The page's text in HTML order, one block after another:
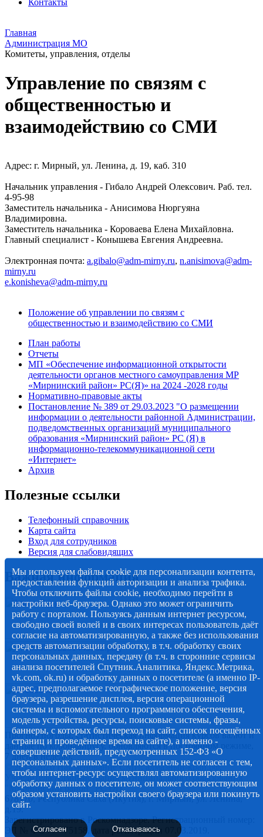
Контакты
Главная
Администрация МО
Комитеты, управления, отделы
Управление по связям с
общественностью и
взаимодействию со СМИ
Адрес: г. Мирный, ул. Ленина, д. 19, каб. 310
Начальник управления - Гибало Андрей Олексович. Раб. тел.
4-95-98
Заместитель начальника - Анисимова Нюргуяна
Владимировна.
Заместитель начальника - Короваева Елена Михайловна.
Главный специалист - Конышева Евгения Андреевна.
Электронная почта: a.gibalo@adm-mirny.ru, n.anisimova@adm-
mirny.ru
e.konisheva@adm-mirny.ru
Положение об управлении по связям с
общественностью и взаимодействию со СМИ
План работы
Отчеты
МП «Обеспечение информационной открытости
деятельности органов местного самоуправления МР
«Мирнинский район» РС(Я)» на 2024 -2028 годы
Нормативно-правовые акты
Постановление № 389 от 29.03.2023 "О размещении
информации о деятельности районной Администрации,
подведомственных организаций муниципального
образования «Мирнинский район» РС (Я) в
информационно-телекоммуникационной сети
«Интернет»
Архив
Полезные ссылки
Телефонный справочник
Карта сайта
Вход для сотрудников
Версия для слабовидящих
Важная информация
Прогноз погоды, статистическая информация курсов валют и
данные по коронавирусу, обновляются в постоянном режиме,
7 дней в неделю.
© 2012-2020 Наименование СМИ: алмазный-край.рф.
Учредитель Администрация муниципального образования
"Мирнинский район" РС (Я)
678170, Республика Саха (Якутия), г. Мирный, ул. Ленина,
д.19.
Зарегистрировано в Роскомнадзоре. Регистрационный номер:
ЭЛ № ФС 77 - 75158, дата регистрации 07.03.2019.
Мы используем файлы cookie для персонализации контента,
предоставления функций авторизации и анализа трафика.
Чтобы отключить файлы cookie, необходимо перейти в
настройки веб-браузера. Однако это может ограничить
работу с порталом. Пользуясь данным интернет ресурсом,
свободно своей волей и в своих интересах пользователь даёт
согласие на автоматизированную, а также без использования
средств автоматизации обработку, в т.ч. обработку своих
персональных данных, передачу (в т.ч. в сторонние сервисы
анализа посетителей Спутник.Аналитика, Яндекс.Метрика,
vk.com, ok.ru) и обработку данных о посетителе (а именно IP-
адрес, предполагаемое географическое положение, версия
браузера, разрешение дисплея, версия операционной
системы и вспомогательного программного обеспечения,
модель устройства, ресурсы, поисковые системы, фразы,
баннеры, с которых был переход на сайт, список посещённых
страниц и проведённое время на сайте), а именно -
совершение действий, предусмотренных 152-ФЗ «О
персональных данных». Если посетитель не согласен с тем,
чтобы интернет-ресурс осуществлял автоматизированную
обработку данных о посетителе, он может соответствующим
образом установить настройки своего браузера или покинуть
сайт.
Согласен Отказываюсь